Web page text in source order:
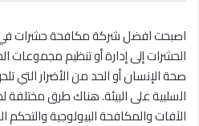
اصبحت افضل شركة مكافحة حشرات
الحشرات إلى إدارة أو تنظيم
صحة الإنسان أو الحد من الأضرار التي
السلبية على البيئة. هناك طرق
الآفات والمكافحة البيولوجية